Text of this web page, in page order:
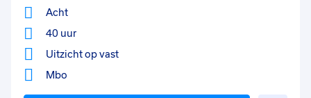
Acht
40 uur
Uitzicht op vast
Mbo